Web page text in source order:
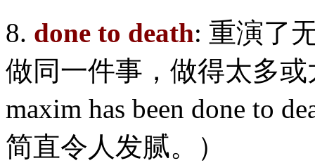
8. done to death: 重演了
做同一件事，做得太多
maxim has been done to
简直令人发腻。）